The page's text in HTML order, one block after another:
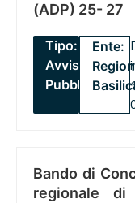
(ADP) 25- 27
Tipo:
Avviso
Pubblico
Ente:
Bando di
regionale di